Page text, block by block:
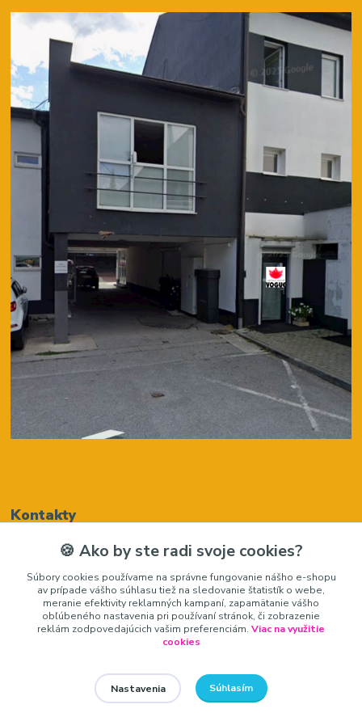
Kontakty
+421948050205
(Po-Pia, 8-16 hod.)
zariadeniedosalonu@gmail.com
🍪 Ako by ste radi svoje cookies?
Súbory cookies používame na správne fungovanie nášho e-shopu
av prípade vášho súhlasu tiež na sledovanie štatistík o webe,
meranie efektivity reklamných kampaní, zapamätanie vášho
obľúbeného nastavenia pri používaní stránok, či zobrazenie
reklám zodpovedajúcich vašim preferenciám. Viac na využitie
cookies
Nastavenia Súhlasím